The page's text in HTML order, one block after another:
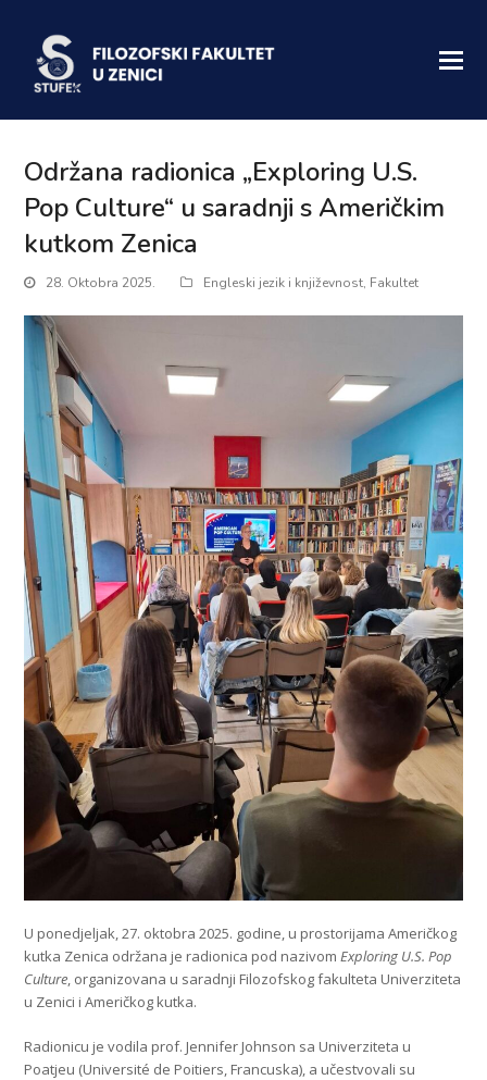
Održana radionica „Exploring U.S.
Pop Culture“ u saradnji s Američkim
kutkom Zenica
28. Oktobra 2025. Engleski jezik i književnost, Fakultet
U ponedjeljak, 27. oktobra 2025. godine, u prostorijama Američkog
kutka Zenica održana je radionica pod nazivom Exploring U.S. Pop
Culture , organizovana u saradnji Filozofskog fakulteta Univerziteta
u Zenici i Američkog kutka.
Radionicu je vodila prof. Jennifer Johnson sa Univerziteta u
Poatjeu (Université de Poitiers, Francuska), a učestvovali su